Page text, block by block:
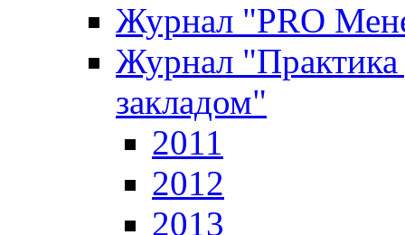
Журнал "PRO
Журнал "Практика
закладом"
2011
2012
2013